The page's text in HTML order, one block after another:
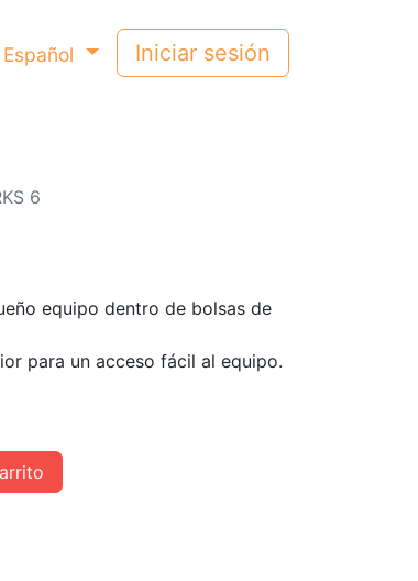
Español Iniciar sesión
6
equipo dentro de bolsas de
para un acceso fácil al equipo.